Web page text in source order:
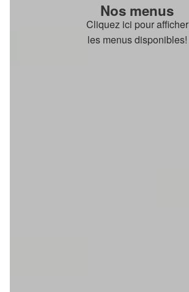
Nos menus
Cliquez ici pour afficher
les menus disponibles!